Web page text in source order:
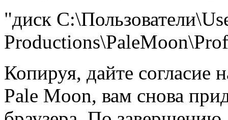
"диск
Копируя, дайте согласие
Pale Moon, вам снова